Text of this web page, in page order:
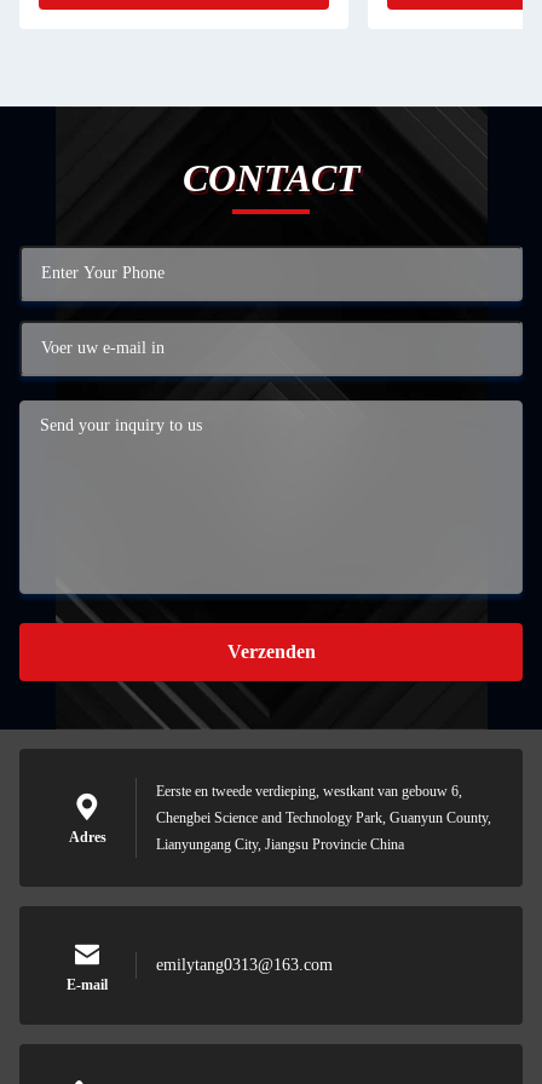
CONTACT
Verzenden
Adres
Eerste en tweede verdieping, westkant van gebouw 6,
Chengbei Science and Technology Park, Guanyun County,
Lianyungang City, Jiangsu Provincie China
E-mail
emilytang0313@163.com